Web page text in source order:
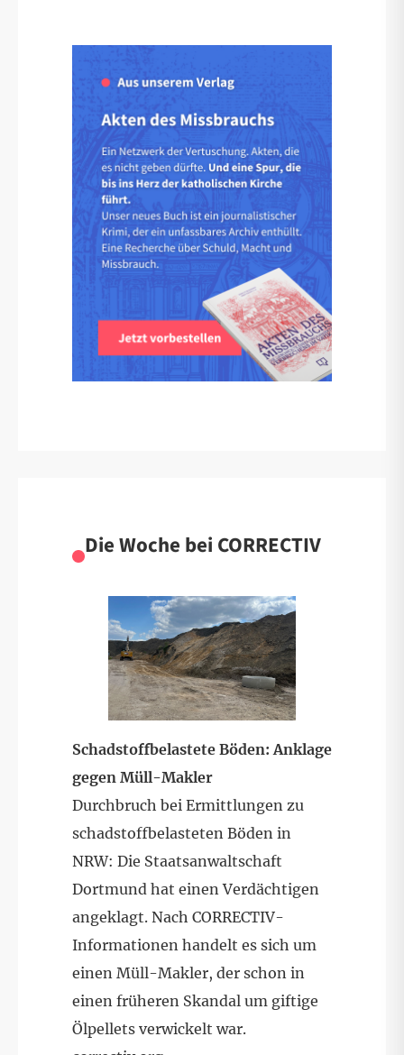
Die Woche bei CORRECTIV
Schadstoffbelastete Böden: Anklage
gegen Müll-Makler
Durchbruch bei Ermittlungen zu
schadstoffbelasteten Böden in
NRW: Die Staatsanwaltschaft
Dortmund hat einen Verdächtigen
angeklagt. Nach CORRECTIV-
Informationen handelt es sich um
einen Müll-Makler, der schon in
einen früheren Skandal um giftige
Ölpellets verwickelt war.